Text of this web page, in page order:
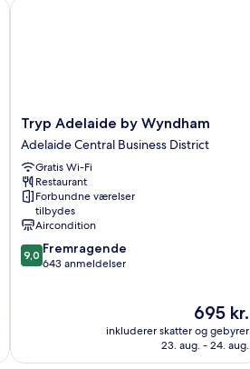
Tryp
Adelaide
by
Wyndham
Adelaide
Central
Business
District
Tryp Adelaide by Wyndham
Adelaide Central Business District
Gratis Wi-Fi
Restaurant
Forbundne værelser
tilbydes
Aircondition
9.0
ud
9,0 Fremragende
643 anmeldelser
Prisen
er
695 kr.
695 kr.
inkluderer skatter og gebyrer
23. aug. - 24. aug.